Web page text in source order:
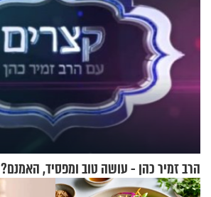
הרב זמיר כהן - עושה טוב ומפסיד, האמנם?